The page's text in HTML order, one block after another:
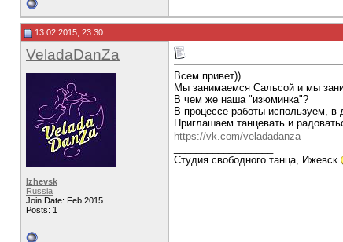
13.02.2015, 23:30
VeladaDanZa
Izhevsk
Russia
Join Date: Feb 2015
Posts: 1
Всем привет))
Мы занимаемся Сальсой и мы
В чем же наша "изюминка"?
В процессе работы используем, в
Приглашаем танцевать и
https://vk.com/veladadanza
Студия свободного танца, Ижевск